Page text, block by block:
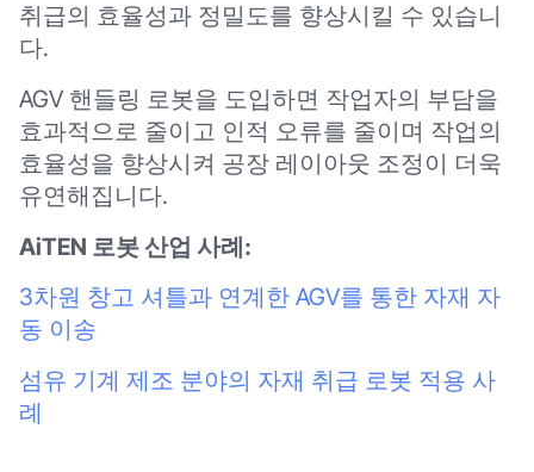
취급의 효율성과 정밀도를 향상시킬 수 있습니
다.
AGV 핸들링 로봇을 도입하면 작업자의 부담을
효과적으로 줄이고 인적 오류를 줄이며 작업의
효율성을 향상시켜 공장 레이아웃 조정이 더욱
유연해집니다.
AiTEN 로봇 산업 사례:
3차원 창고 셔틀과 연계한 AGV를 통한 자재 자
동 이송
섬유 기계 제조 분야의 자재 취급 로봇 적용 사
례